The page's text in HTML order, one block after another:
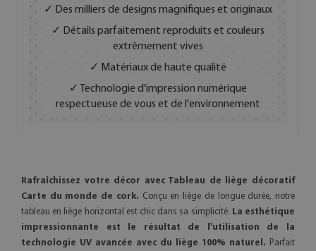
✓ Des milliers de designs magnifiques et originaux
✓ Détails parfaitement reproduits et couleurs
extrêmement vives
✓ Matériaux de haute qualité
✓ Technologie d'impression numérique
respectueuse de vous et de l'environnement
Rafraîchissez votre décor avec Tableau de liège décoratif
Carte du monde de cork. Conçu en liège de longue durée, notre
tableau en liège horizontal est chic dans sa simplicité. La esthétique
impressionnante est le résultat de l'utilisation de la
technologie UV avancée avec du liège 100% naturel. Parfait